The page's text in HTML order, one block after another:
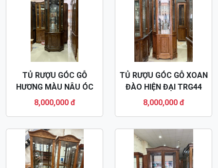
TỦ RƯỢU GÓC GỖ
HƯƠNG MÀU NÂU ÓC
CHÓ TR43
8,000,000 đ
TỦ RƯỢU GÓC GỖ XOAN
ĐÀO HIỆN ĐẠI TRG44
8,000,000 đ